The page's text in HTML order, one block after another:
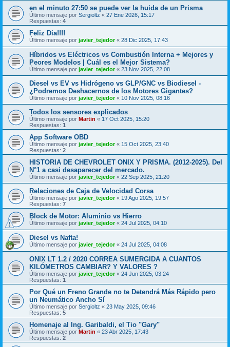
en el minuto 27:50 se puede ver la huida de un Prisma
Último mensaje por Sergioltz « 27 Ene 2026, 15:17
Respuestas: 4
Feliz Dia!!!!
Último mensaje por javier_tejedor« 28 Dic 2025, 17:43
Híbridos vs Eléctricos vs Combustión Interna + Mejores y
Peores Modelos | Cuál es el Mejor Sistema?
Último mensaje por javier_tejedor« 23 Nov 2025, 22:08
Diesel vs EV vs Hidrógeno vs GLP/GNC vs Biodiesel -
¿Podremos Deshacernos de los Motores Gigantes?
Último mensaje por javier_tejedor« 10 Nov 2025, 08:16
Todos los sensores explicados
Último mensaje por Martin « 17 Oct 2025, 15:20
Respuestas: 1
App Software OBD
Último mensaje por javier_tejedor« 15 Oct 2025, 23:40
Respuestas: 2
HISTORIA DE CHEVROLET ONIX Y PRISMA. (2012-2025). Del
N°1 a casi desaparecer del mercado.
Último mensaje por javier_tejedor« 22 Sep 2025, 21:20
Relaciones de Caja de Velocidad Corsa
Último mensaje por javier_tejedor« 19 Ago 2025, 19:57
Respuestas: 7
Block de Motor: Aluminio vs Hierro
Último mensaje por javier_tejedor« 24 Jul 2025, 04:10
Diesel vs Nafta!
Último mensaje por javier_tejedor« 24 Jul 2025, 04:08
ONIX LT 1.2 / 2020 CORREA SUMERGIDA A CUANTOS
KILÓMETROS CAMBIAR? Y VALORES ?
Último mensaje por javier_tejedor« 24 Jun 2025, 03:24
Respuestas: 1
Por Qué un Freno Grande no te Detendrá Más Rápido pero
un Neumático Ancho Sí
Último mensaje por Sergioltz « 23 May 2025, 09:46
Respuestas: 5
Homenaje al Ing. Garibaldi, el Tio "Gary"
Último mensaje por Martin « 23 Abr 2025, 17:43
Respuestas: 2